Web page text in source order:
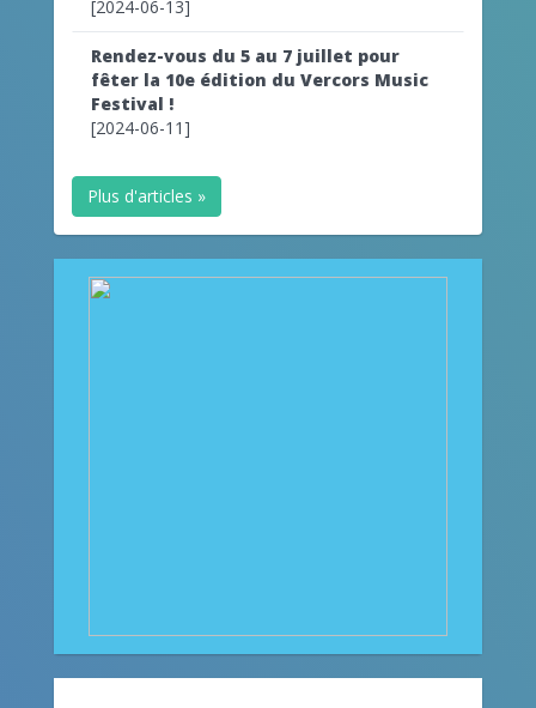
[2024-06-13]
Rendez-vous du 5 au 7 juillet pour
fêter la 10e édition du Vercors Music
Festival !
[2024-06-11]
Plus d'articles »